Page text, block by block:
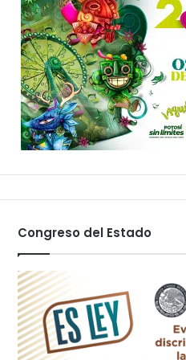
Congreso del Estado